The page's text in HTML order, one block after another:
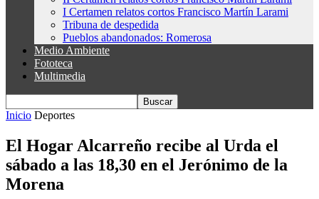
I Certamen relatos cortos Francisco Martín Larami
Tribuna de despedida
Pueblos abandonados: Romerosa
Medio Ambiente
Fototeca
Multimedia
Inicio Deportes
El Hogar Alcarreño recibe al Urda el
sábado a las 18,30 en el Jerónimo de la
Morena